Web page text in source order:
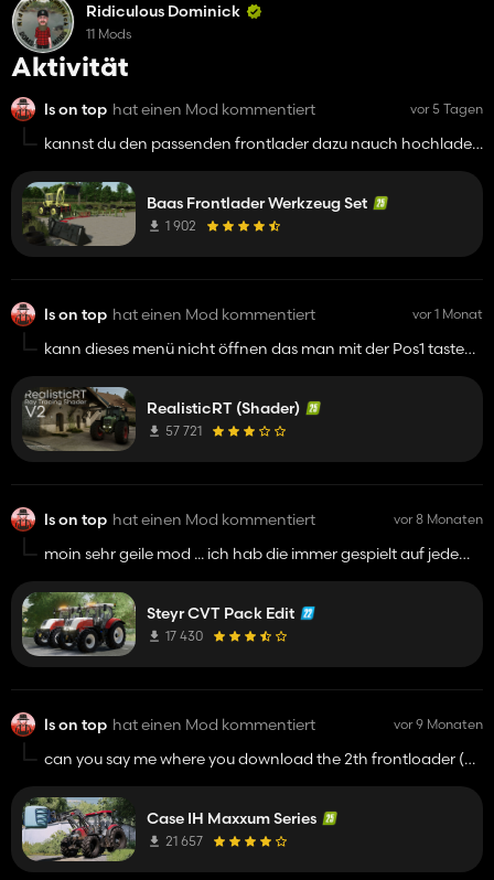
Aktivität
ls on top hat einen Mod kommentiert vor 5 Tagen
kannst du den passenden frontlader dazu nauch hochladen
Baas Frontlader Werkzeug Set
1 902
ls on top hat einen Mod kommentiert vor 1 Monat
kann dieses menü nicht öffnen das man mit der Pos1 taste
RealisticRT (Shader)
57 721
ls on top hat einen Mod kommentiert vor 8 Monaten
moin sehr geile mod ... ich hab die immer gespielt auf jedem
das du diese mod für den ls 25 machen könntest ... ich und
ich denke viele andere wären dir da für unglaublich dankbar
...
Steyr CVT Pack Edit
17 430
ls on top hat einen Mod kommentiert vor 9 Monaten
can you say me where you download the 2th frontloader (
Case IH Maxxum Series
21 657
Ridiculous Dominick
11 Mods